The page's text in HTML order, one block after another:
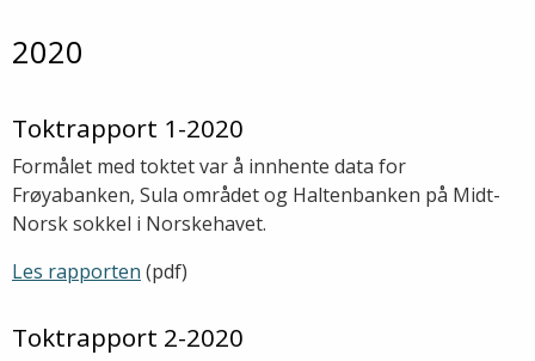
2020
Toktrapport 1-2020
Formålet med toktet var å innhente data for
Frøyabanken, Sula området og Haltenbanken på Midt-
Norsk sokkel i Norskehavet.
Les rapporten (pdf)
Toktrapport 2-2020